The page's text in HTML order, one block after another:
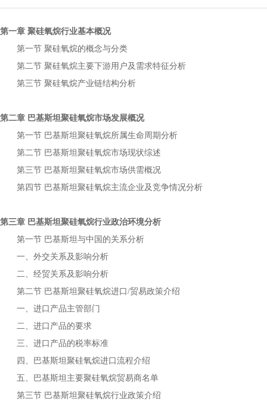
第一章 聚硅氧烷行业基本概况
第一节 聚硅氧烷的概念与分类
第二节 聚硅氧烷主要下游用户及需求特征分析
第三节 聚硅氧烷产业链结构分析
第二章 巴基斯坦聚硅氧烷市场发展概况
第一节 巴基斯坦聚硅氧烷所属生命周期分析
第二节 巴基斯坦聚硅氧烷市场现状综述
第三节 巴基斯坦聚硅氧烷市场供需概况
第四节 巴基斯坦聚硅氧烷主流企业及竞争情况分析
第三章 巴基斯坦聚硅氧烷行业政治环境分析
第一节 巴基斯坦与中国的关系分析
一、外交关系及影响分析
二、经贸关系及影响分析
第二节 巴基斯坦聚硅氧烷进口/贸易政策介绍
一、进口产品主管部门
二、进口产品的要求
三、进口产品的税率标准
四、
巴基斯坦聚硅氧烷进口流程介绍
五、
巴基斯坦 主要聚硅氧烷贸易商名单
第三节 巴基斯坦聚硅氧烷行业政策介绍